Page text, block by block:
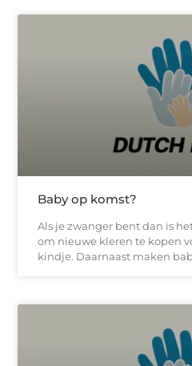
Baby op komst?
Als je zwanger bent dan is
om nieuwe kleren te kopen
kindje. Daarnaast maken